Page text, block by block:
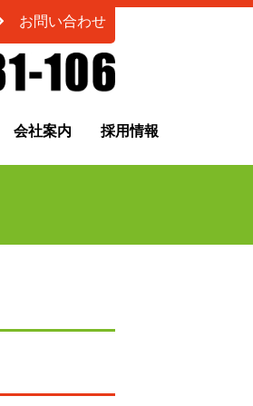
お問い合わせ
会社案内 採用情報